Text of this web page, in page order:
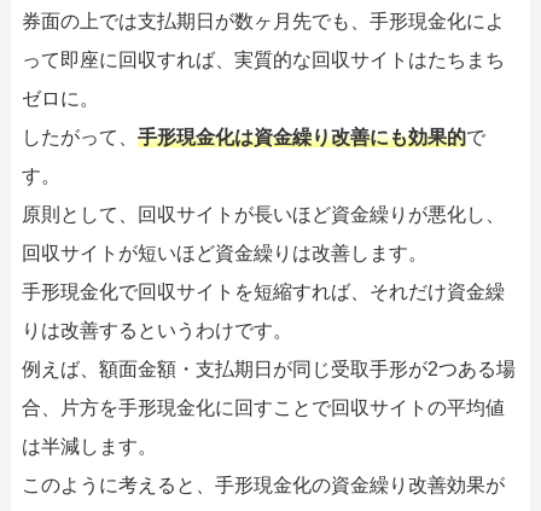
券面の上では支払期日が数ヶ月先でも、手形現金化によ
って即座に回収すれば、実質的な回収サイトはたちまち
ゼロに。
したがって、 手形現金化は資金繰り改善にも効果的で
す。
原則として、回収サイトが長いほど資金繰りが悪化し、
回収サイトが短いほど資金繰りは改善します。
手形現金化で回収サイトを短縮すれば、それだけ資金繰
りは改善するというわけです。
例えば、額面金額・支払期日が同じ受取手形が2つある場
合、片方を手形現金化に回すことで回収サイトの平均値
は半減します。
このように考えると、手形現金化の資金繰り改善効果が